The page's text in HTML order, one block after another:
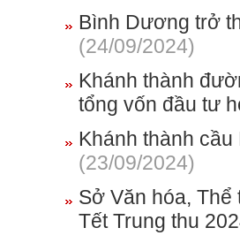
Bình Dương trở
(24/09/2024)
Khánh thành
tổng vốn đầu tư
Khánh thành
(23/09/2024)
Sở Văn hóa,
Tết Trung thu